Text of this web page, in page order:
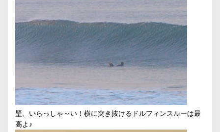
壁、いらっしゃ～い！横に突き抜けるドルフィンスルーは最
高よ♪